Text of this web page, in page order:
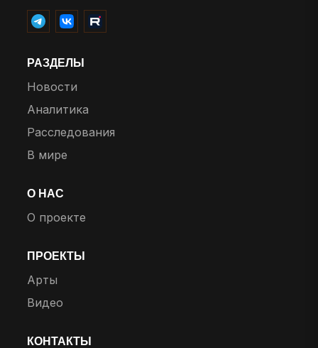
РАЗДЕЛЫ
Новости
Аналитика
Расследования
В мире
О НАС
О проекте
ПРОЕКТЫ
Арты
Видео
КОНТАКТЫ